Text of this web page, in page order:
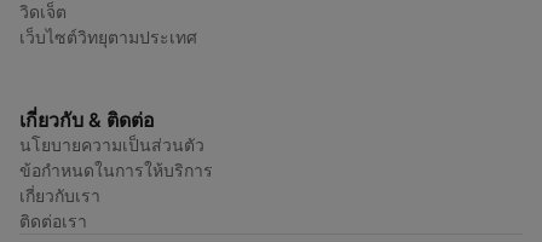
วิดเจ็ต
เว็บไซต์วิทยุตามประเทศ
เกี่ยวกับ & ติดต่อ
นโยบายความเป็นส่วนตัว
ข้อกำหนดในการให้บริการ
เกี่ยวกับเรา
ติดต่อเรา